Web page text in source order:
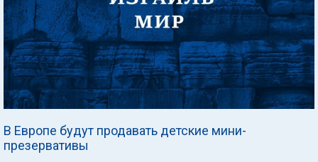
В Европе будут продавать детские мини-
презервативы